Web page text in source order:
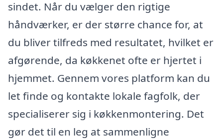
sindet. Når du vælger den rigtige
håndværker, er der større chance for, at
du bliver tilfreds med resultatet, hvilket er
afgørende, da køkkenet ofte er hjertet i
hjemmet. Gennem vores platform kan du
let finde og kontakte lokale fagfolk, der
specialiserer sig i køkkenmontering. Det
gør det til en leg at sammenligne